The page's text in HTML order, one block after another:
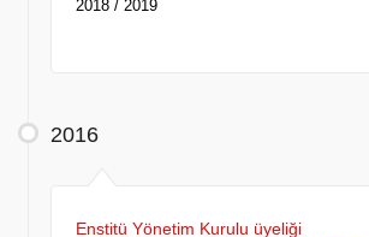
2018 / 2019
2016
Enstitü Yönetim Kurulu üyeliği